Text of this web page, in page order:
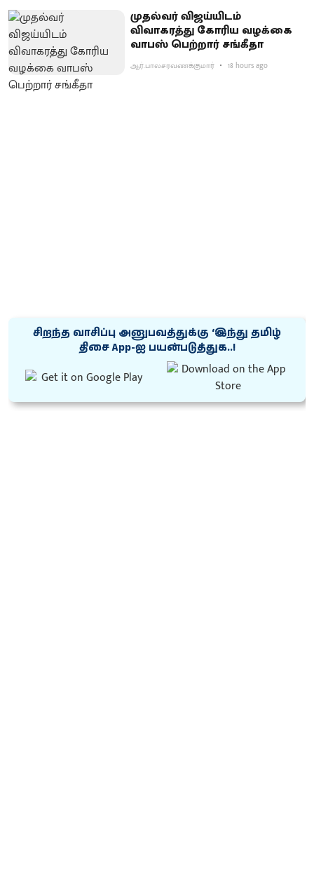
முதல்வர் விஜய்யிடம்
விவாகரத்து கோரிய வழக்கை
வாபஸ் பெற்றார் சங்கீதா
ஆர்.பாலசரவணக்குமார் 18 hours ago
சிறந்த வாசிப்பு அனுபவத்துக்கு ‘இந்து தமிழ்
திசை App-ஐ பயன்படுத்துக..!